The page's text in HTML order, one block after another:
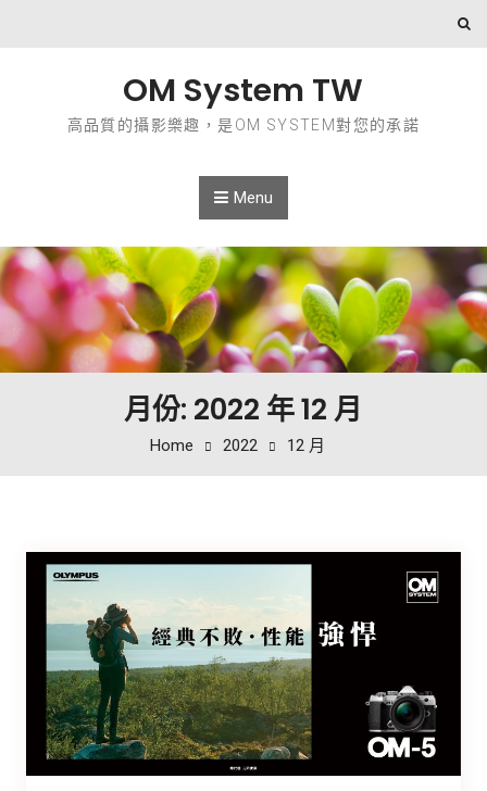
OM System TW
高品質的攝影樂趣，是OM SYSTEM對您的承諾
Menu
月份: 2022 年 12 月
Home 2022 12 月